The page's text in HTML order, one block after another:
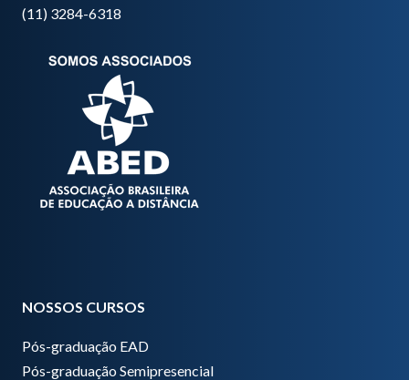
(11) 3284-6318
NOSSOS CURSOS
Pós-graduação EAD
Pós-graduação Semipresencial